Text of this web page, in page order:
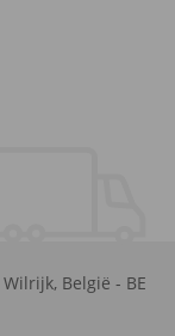
Wilrijk, België - BE